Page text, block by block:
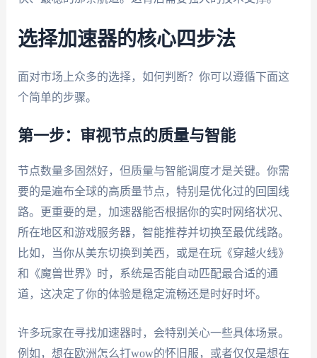
选择加速器的核心四步法
面对市场上众多的选择，如何判断？你可以遵循下面这
个简单的步骤。
第一步：审视节点的质量与智能
节点数量多固然好，但质量与智能调度才是关键。你需
要的是遍布全球的高质量节点，特别是优化过的回国线
路。更重要的是，加速器能否根据你的实时网络状况、
所在地区和游戏服务器，智能推荐并切换至最优线路。
比如，当你从美东切换到美西，或是在玩《穿越火线》
和《魔兽世界》时，系统是否能自动匹配最合适的通
道，这决定了你的体验是稳定流畅还是时好时坏。
许多玩家在寻找加速器时，会特别关心一些具体场景。
例如，想在欧洲怎么打wow的怀旧服，或者仅仅是想在